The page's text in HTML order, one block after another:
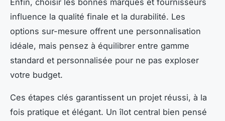
Enfin, choisir les bonnes marques et fournisseurs
influence la qualité finale et la durabilité. Les
options sur-mesure offrent une personnalisation
idéale, mais pensez à équilibrer entre gamme
standard et personnalisée pour ne pas exploser
votre budget.
Ces étapes clés garantissent un projet réussi, à la
fois pratique et élégant. Un îlot central bien pensé